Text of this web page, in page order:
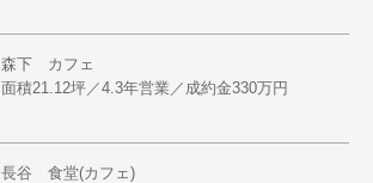
森下 カフェ
面積21.12坪／4.3年営業／成約金330万円
長谷 食堂(カフェ)